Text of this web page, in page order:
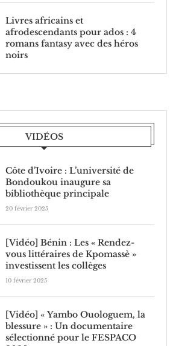
Livres africains et
afrodescendants pour ados : 4
romans fantasy avec des héros
noirs
VIDÉOS
Côte d’Ivoire : L’université de
Bondoukou inaugure sa
bibliothèque principale
20 février 2025
[Vidéo] Bénin : Les « Rendez-
vous littéraires de Kpomassè »
investissent les collèges
10 février 2025
[Vidéo] « Yambo Ouologuem, la
blessure » : Un documentaire
sélectionné pour le FESPACO